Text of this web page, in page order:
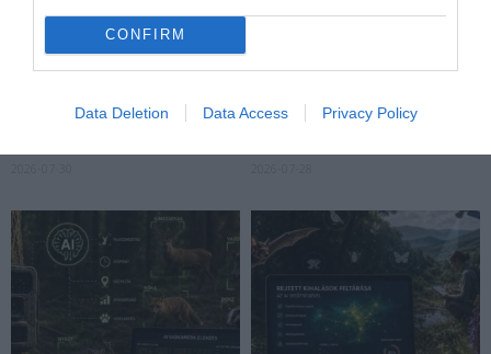
CONFIRM
Data Deletion Data Access Privacy Policy
A TUDÓSOK 262 ÚJ FAJT
KORAI MÉG MINDENTUDÓNAK
VALAKI VÉGRE RÁNÉZETT